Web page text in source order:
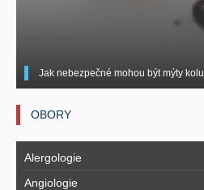
Jak nebezpečné mohou být mýty
OBORY
Alergologie
Angiologie